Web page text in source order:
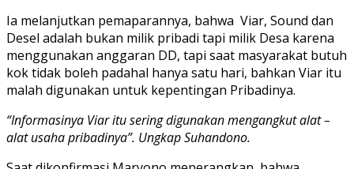
Ia melanjutkan pemaparannya, bahwa Viar, Sound dan
Desel adalah bukan milik pribadi tapi milik Desa karena
menggunakan anggaran DD, tapi saat masyarakat butuh
kok tidak boleh padahal hanya satu hari, bahkan Viar itu
malah digunakan untuk kepentingan Pribadinya.
“Informasinya Viar itu sering digunakan mengangkut alat –
alat usaha pribadinya”. Ungkap Suhandono.